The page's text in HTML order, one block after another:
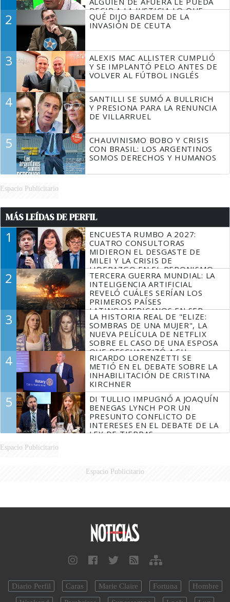
DECIR A LA JUSTICIA LO QUE
TIENE QUE HACER"
2
QUÉ DIJO BARDEM DE LA
INVASIÓN DE CEUTA
3
ALEXIS MAC ALLISTER CUMPLIÓ
Y SE IMPLANTÓ PELO ANTES DE
VOLVER AL FÚTBOL INGLÉS
4
SANTILLI SE SUMÓ A BULLRICH
Y PRESIONA PARA LA RENUNCIA
DE VILLARRUEL
5
CHAUVINISMO BOBO Y CRISIS
CON BRASIL: LOS ARGENTINOS
SOMOS DERECHOS Y HUMANOS
Espacio Publicitario
MÁS LEÍDAS DE PERFIL
1
ENCUESTA RUMBO A 2027:
CUATRO CONSULTORAS
MIDIERON EL DESGASTE DE
MILEI Y LA CRISIS DE
LIDERAZGO EN EL PERONISMO
2
TERCERA GUERRA MUNDIAL: LA
INTELIGENCIA ARTIFICIAL
REVELÓ CUÁLES SERÍAN LOS
PRIMEROS PAÍSES
LATINOAMERICANOS EN SER
DERROTADOS
3
LA HISTORIA REAL DE "ELIZE:
SOMBRAS DE UNA MUJER", LA
NUEVA PELÍCULA DE NETFLIX
SOBRE EL CASO DE UNA ESPOSA
QUE DESCUARTIZÓ A SU
MARIDO
4
RICARDO LORENZETTI SE
METIÓ EN EL DEBATE SOBRE LA
INHABILITACIÓN DE CRISTINA
KIRCHNER
5
DI TULLIO IMPUGNÓ A JOAQUÍN
BENEGAS LYNCH POR UN
PRESUNTO CONFLICTO DE
INTERESES EN EL DEBATE DE LA
LEY DE TIERRAS
Espacio Publicitario
Espacio Publicitario
Diario Perfil Caras Marie Claire Fortuna
Hombre